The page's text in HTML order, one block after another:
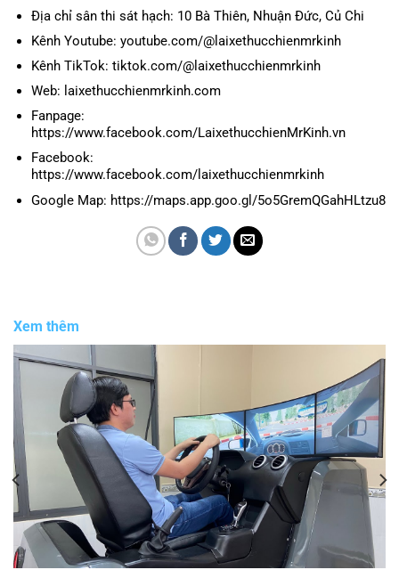
Địa chỉ sân thi sát hạch: 10 Bà Thiên, Nhuận Đức, Củ Chi
Kênh Youtube: youtube.com/@laixethucchienmrkinh
Kênh TikTok: tiktok.com/@laixethucchienmrkinh
Web: laixethucchienmrkinh.com
Fanpage:
https://www.facebook.com/LaixethucchienMrKinh.vn
Facebook:
https://www.facebook.com/laixethucchienmrkinh
Google Map: https://maps.app.goo.gl/5o5GremQGahHLtzu8
Xem thêm